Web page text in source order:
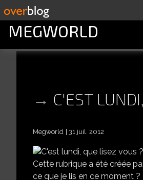
MEGWORLD
C'EST
Megworld 31 juil. 2012
Cette rubrique a été créée
ce que je lis en ce moment ?